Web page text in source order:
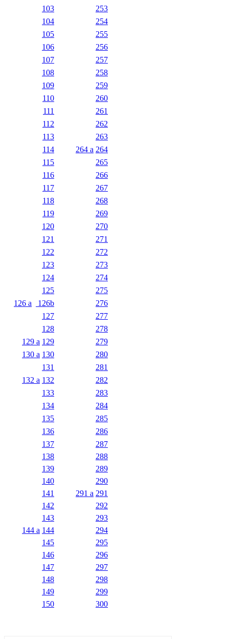
103
253
104
254
105
255
106
256
107
257
108
258
109
259
110
260
111
261
112
262
113
263
114
264 a 264
115
265
116
266
117
267
118
268
119
269
120
270
121
271
122
272
123
273
124
274
125
275
126 a
126b
276
127
277
128
278
129 a 129
279
130 a 130
280
131
281
132 a 132
282
133
283
134
284
135
285
136
286
137
287
138
288
139
289
140
290
141
291 a 291
142
292
143
293
144 a 144
294
145
295
146
296
147
297
148
298
149
299
150
300